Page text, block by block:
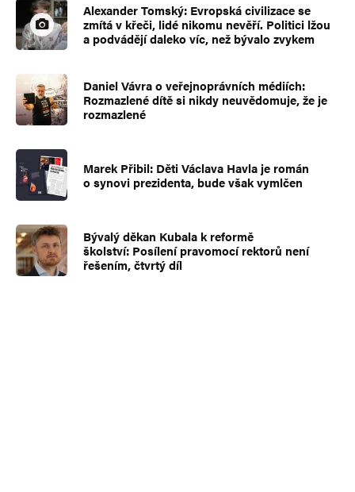
Alexander Tomský: Evropská civilizace se
zmítá v křeči, lidé nikomu nevěří. Politici lžou
a podvádějí daleko víc, než bývalo zvykem
Daniel Vávra o veřejnoprávních médiích:
Rozmazlené dítě si nikdy neuvědomuje, že je
rozmazlené
Marek Přibil: Děti Václava Havla je román
o synovi prezidenta, bude však vymlčen
Bývalý děkan Kubala k reformě
školství: Posílení pravomocí rektorů není
řešením, čtvrtý díl